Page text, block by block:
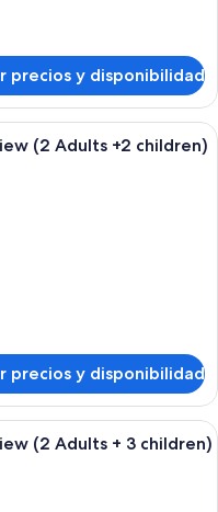
precios y disponibilidad
sala moderna con un sofá azul,
(2 Adults +2 children)
precios y disponibilidad
sala moderna con un sofá azul,
(2 Adults + 3 children)